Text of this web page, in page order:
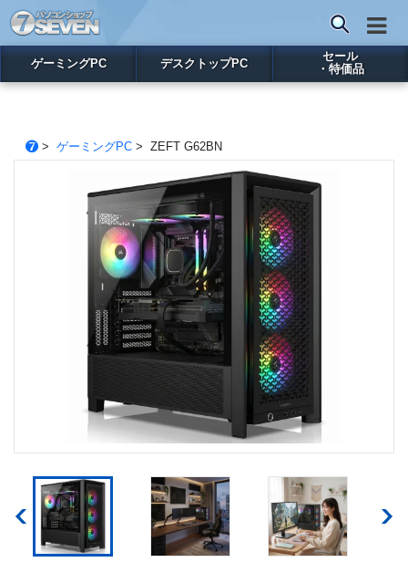
ゲーミングPC デスクトップPC
セール
・特価品
> ゲーミングPC> ZEFT G62BN